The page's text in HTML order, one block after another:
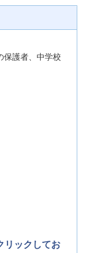
護者、中学校
リックしてお